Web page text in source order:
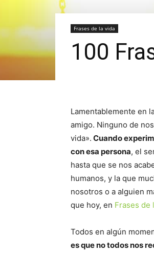
Frases de la vida
100
Lamentablemente en
amigo. Ninguno de
vida». Cuando
con esa persona, el
hasta que se nos
humanos, y la que
nosotros o a alguien
que hoy, en Frases de
Todos en algún
es que no todos nos